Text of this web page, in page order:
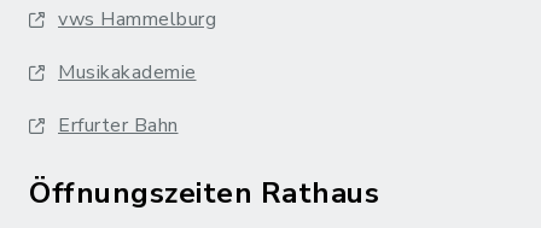
vws Hammelburg
Musikakademie
Erfurter Bahn
Öffnungszeiten Rathaus